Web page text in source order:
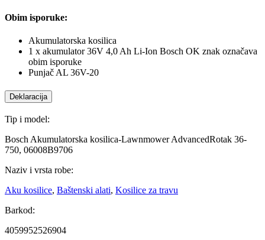
Obim isporuke:
Akumulatorska kosilica
1 x akumulator 36V 4,0 Ah Li-Ion Bosch OK znak označava
obim isporuke
Punjač AL 36V-20
Deklaracija
Tip i model:
Bosch Akumulatorska kosilica-Lawnmower AdvancedRotak 36-
750, 06008B9706
Naziv i vrsta robe:
Aku kosilice, Baštenski alati, Kosilice za travu
Barkod:
4059952526904